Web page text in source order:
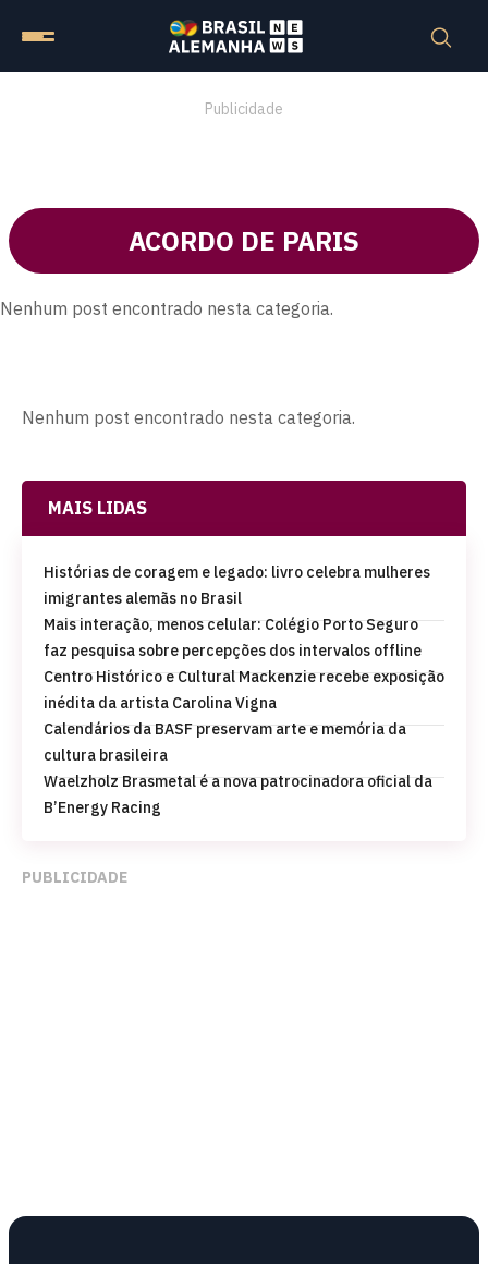
Publicidade
ACORDO DE PARIS
Nenhum post encontrado nesta categoria.
Nenhum post encontrado nesta categoria.
MAIS LIDAS
Histórias de coragem e legado: livro celebra mulheres
imigrantes alemãs no Brasil
Mais interação, menos celular: Colégio Porto Seguro
faz pesquisa sobre percepções dos intervalos offline
Centro Histórico e Cultural Mackenzie recebe exposição
inédita da artista Carolina Vigna
Calendários da BASF preservam arte e memória da
cultura brasileira
Waelzholz Brasmetal é a nova patrocinadora oficial da
B’Energy Racing
PUBLICIDADE